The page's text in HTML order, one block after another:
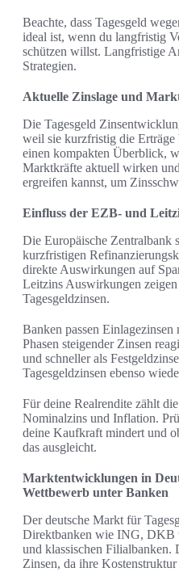
Beachte, dass Tagesgeld
ideal ist, wenn du langfristig
schützen willst. Langfristige
Strategien.
Aktuelle Zinslage und
Die Tagesgeld
weil sie kurzfristig die
einen kompakten Überblick,
Marktkräfte aktuell wirken
ergreifen kannst, um
Einfluss der EZB- und
Die Europäische Zentralbank
kurzfristigen
direkte Auswirkungen auf
Leitzins Auswirkungen
Tagesgeldzinsen.
Banken passen
Phasen steigender Zinsen
und schneller als
Tagesgeldzinsen ebenso
Für deine Realrendite zählt
Nominalzins und Inflation.
deine Kaufkraft mindert und
das ausgleicht.
Marktentwicklungen in
Wettbewerb unter Banken
Der deutsche Markt für
Direktbanken wie ING, DKB
und klassischen Filialbanken.
Zinsen, da ihre